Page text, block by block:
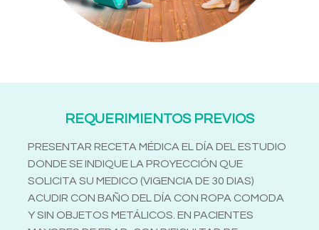
REQUERIMIENTOS PREVIOS
PRESENTAR RECETA MÉDICA EL DÍA DEL ESTUDIO
DONDE SE INDIQUE LA PROYECCIÓN QUE
SOLICITA SU MEDICO (VIGENCIA DE 30 DIAS)
ACUDIR CON BAÑO DEL DÍA CON ROPA COMODA
Y SIN OBJETOS METÁLICOS. EN PACIENTES